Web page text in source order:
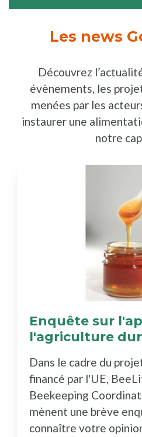
Les news
Découvrez
évènements, les
menées par les
instaurer une
notre
Enquête sur
l'agriculture
Dans le cadre du
financé par l'UE,
Beekeeping
mènent une brève
connaître votre